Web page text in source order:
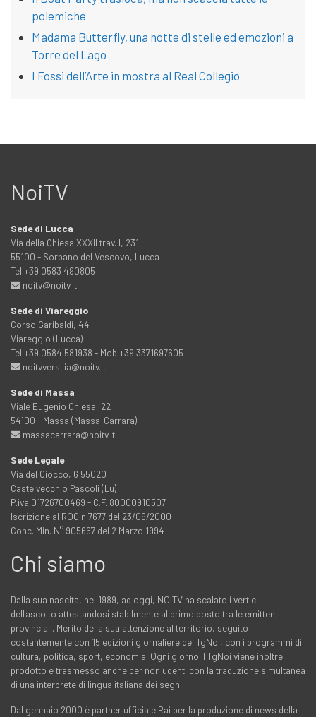
polemiche
Madama Butterfly, una notte di stelle ed emozioni a
Torre del Lago
I Fossi dell’Arte in mostra al Real Collegio
NoiTV
Sede di Lucca
Via della Chiesa XXXII trav. I, 231
55100 - Sorbano del Vescovo, Lucca
Tel +39 0583 490805
noitv@noitv.it
Sede di Viareggio
Corso Garibaldi, 44
Viareggio (Lucca)
Tel +39 0584 581938 - Mob +39 3371697605
noitvversilia@noitv.it
Sede di Massa
Viale Eugenio Chiesa, 22
54100 - Massa (Massa-Carrara)
massacarrara@noitv.it
Sede Legale
Via del Ciocco, 6 55020
Castelvecchio Pascoli (Lu)
P.iva 01726700469 - C.F. 80000910507
Iscrizione al ROC n.7677 del 23/09/2000
Conc. Min. N° 905667 del 2 Marzo 1994
Chi siamo
Dalla sua nascita, nel 1989, ad oggi, NOITV ha scalato i vertici
dell'ascolto attestandosi stabilmente al primo posto tra le emittenti
provinciali. Merito della sua attenzione al territorio, seguito
costantemente con 15 edizioni giornaliere del TgNoi, con i programmi di
cultura, politica, sport, economia. Ogni giorno il TgNoi viene inoltre
prodotto e trasmesso anche per non udenti con la traduzione simultanea
di una interprete di lingua italiana dei segni.
Dal gennaio 2000 è partner ufficiale Rai per la produzione di news della